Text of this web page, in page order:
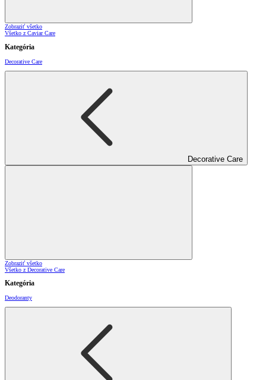
Zobraziť všetko
Všetko z Caviar Care
Kategória
Decorative Care
Decorative Care
Zobraziť všetko
Všetko z Decorative Care
Kategória
Deodoranty